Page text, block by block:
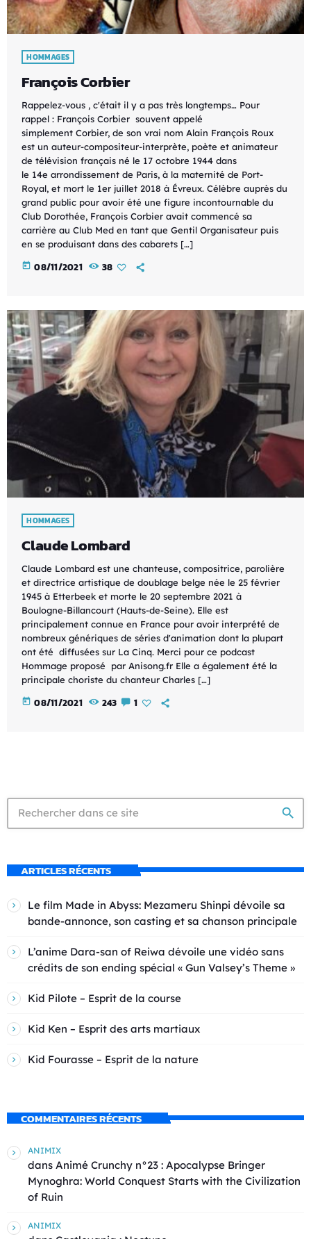
HOMMAGES
François Corbier
Rappelez-vous , c'était il y a pas très longtemps… Pour
rappel : François Corbier souvent appelé
simplement Corbier, de son vrai nom Alain François Roux
est un auteur-compositeur-interprète, poète et animateur
de télévision français né le 17 octobre 1944 dans
le 14e arrondissement de Paris, à la maternité de Port-
Royal, et mort le 1er juillet 2018 à Évreux. Célèbre auprès du
grand public pour avoir été une figure incontournable du
Club Dorothée, François Corbier avait commencé sa
carrière au Club Med en tant que Gentil Organisateur puis
en se produisant dans des cabarets […]
today 08/11/2021 38
HOMMAGES
Claude Lombard
Claude Lombard est une chanteuse, compositrice, parolière
et directrice artistique de doublage belge née le 25 février
1945 à Etterbeek et morte le 20 septembre 2021 à
Boulogne-Billancourt (Hauts-de-Seine). Elle est
principalement connue en France pour avoir interprété de
nombreux génériques de séries d'animation dont la plupart
ont été diffusées sur La Cinq. Merci pour ce podcast
Hommage proposé par Anisong.fr Elle a également été la
principale choriste du chanteur Charles […]
today 08/11/2021 243 1
search
ARTICLES RÉCENTS
Le film Made in Abyss: Mezameru Shinpi dévoile sa
bande-annonce, son casting et sa chanson principale
L’anime Dara-san of Reiwa dévoile une vidéo sans
crédits de son ending spécial « Gun Valsey’s Theme »
Kid Pilote – Esprit de la course
Kid Ken – Esprit des arts martiaux
Kid Fourasse – Esprit de la nature
COMMENTAIRES RÉCENTS
ANIMIX
dans Animé Crunchy n°23 : Apocalypse Bringer
Mynoghra: World Conquest Starts with the Civilization
of Ruin
ANIMIX